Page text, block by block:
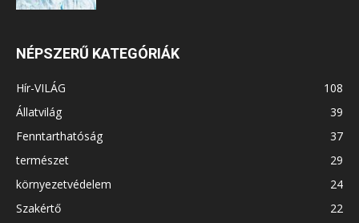
NÉPSZERŰ KATEGÓRIÁK
Hír-VILÁG
108
Állatvilág
39
Fenntarthatóság
37
természet
29
környezetvédelem
24
Szakértő
22